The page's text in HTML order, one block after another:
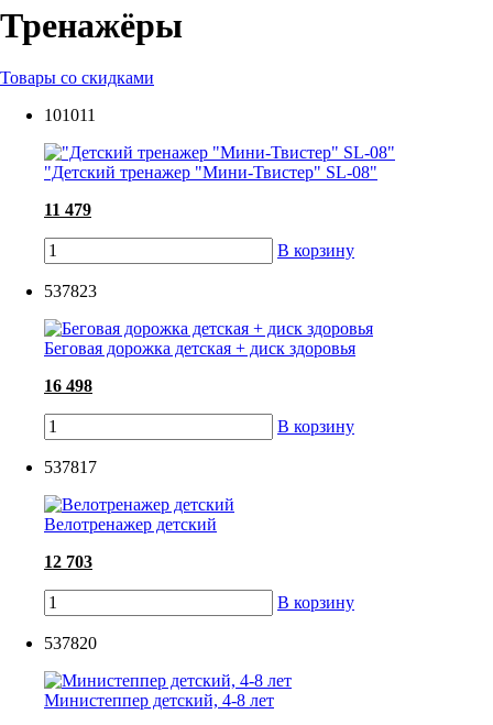
Тренажёры
Товары со скидками
101011
"Детский тренажер "Мини-Твистер" SL-08"
11 479
В корзину
537823
Беговая дорожка детская + диск здоровья
16 498
В корзину
537817
Велотренажер детский
12 703
В корзину
537820
Министеппер детский, 4-8 лет